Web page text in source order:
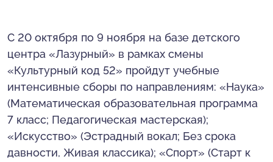
С 20 октября по 9 ноября на базе детского
центра «Лазурный» в рамках смены
«Культурный код 52» пройдут учебные
интенсивные сборы по направлениям: «Наука»
(Математическая образовательная программа
7 класс; Педагогическая мастерская);
«Искусство» (Эстрадный вокал; Без срока
давности, Живая классика); «Спорт» (Старт к